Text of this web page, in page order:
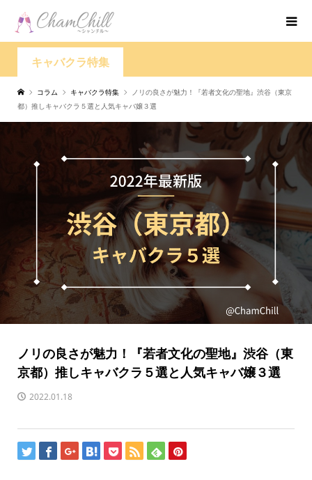
キャバクラ特集
コラム キャバクラ特集
ノリの良さが魅力！『若者文化の聖地』渋谷（東京
都）推しキャバクラ５選と人気キャバ嬢３選
ノリの良さが魅力！『若者文化の聖地』渋谷（東
京都）推しキャバクラ５選と人気キャバ嬢３選
2022.01.18